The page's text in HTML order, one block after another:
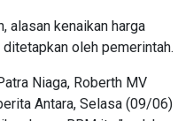
alasan kenaikan harga
oleh pemerintah.
Niaga, Roberth MV
Antara, Selasa (09/06)